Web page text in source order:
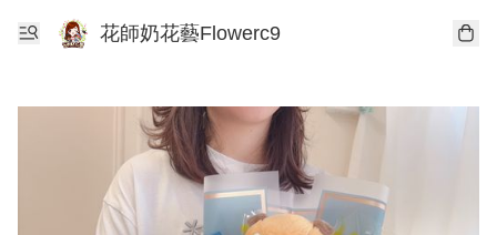
花師奶花藝Flowerc9